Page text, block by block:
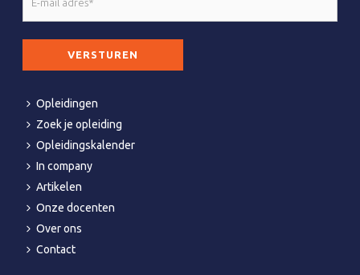
CAPTCHA
Opleidingen
Zoek je opleiding
Opleidingskalender
In company
Artikelen
Onze docenten
Over ons
Contact